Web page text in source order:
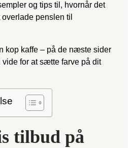
og tips til, hvornår det
penslen til
kop kaffe – på de næste sider
for at sætte farve på dit
tilbud på